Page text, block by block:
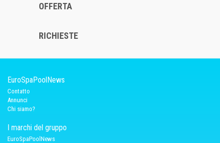
OFFERTA
RICHIESTE
EuroSpaPoolNews
Contatto
Annunci
Chi siamo?
I marchi del gruppo
EuroSpaPoolNews